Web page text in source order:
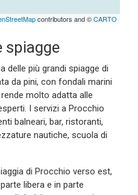
contributors and ©CARTO
spiagge
delle più grandi spiagge di
da pini, con fondali marini
molto adatta alle
I servizi a Procchio
balneari, bar, ristoranti,
nautiche, scuola di
di Procchio verso est,
libera e in parte